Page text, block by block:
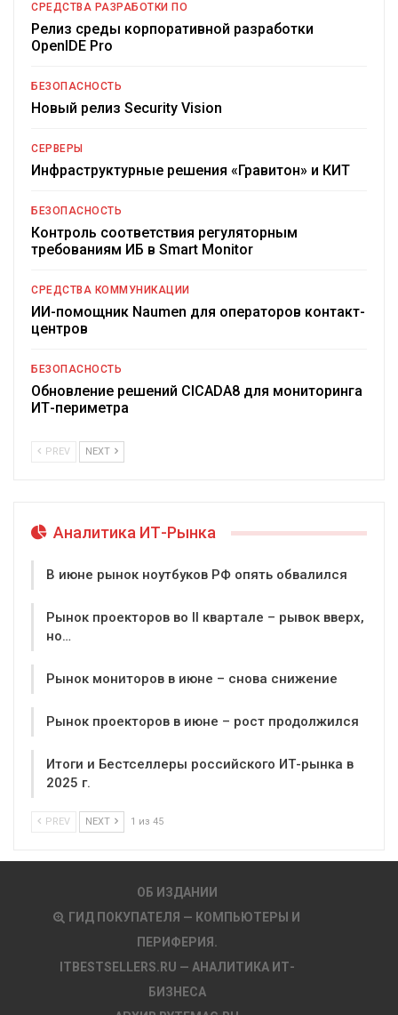
СРЕДСТВА РАЗРАБОТКИ ПО
Релиз среды корпоративной разработки
OpenIDE Pro
БЕЗОПАСНОСТЬ
Новый релиз Security Vision
СЕРВЕРЫ
Инфраструктурные решения «Гравитон» и КИТ
БЕЗОПАСНОСТЬ
Контроль соответствия регуляторным
требованиям ИБ в Smart Monitor
СРЕДСТВА КОММУНИКАЦИИ
ИИ-помощник Naumen для операторов контакт-
центров
БЕЗОПАСНОСТЬ
Обновление решений CICADA8 для мониторинга
ИТ-периметра
PREV NEXT
Аналитика ИТ-Рынка
В июне рынок ноутбуков РФ опять обвалился
Рынок проекторов во II квартале – рывок вверх,
но…
Рынок мониторов в июне – снова снижение
Рынок проекторов в июне – рост продолжился
Итоги и Бестселлеры российского ИТ-рынка в
2025 г.
PREV NEXT 1 из 45
ОБ ИЗДАНИИ
ГИД ПОКУПАТЕЛЯ — КОМПЬЮТЕРЫ И
ПЕРИФЕРИЯ.
ITBESTSELLERS.RU — АНАЛИТИКА ИТ-
БИЗНЕСА